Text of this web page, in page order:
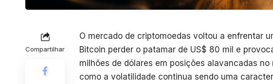
Compartilhar
O mercado de criptomoedas voltou a enfrentar
Bitcoin perder o patamar de US$ 80 mil e
milhões de dólares em posições alavancadas
como a volatilidade continua sendo uma